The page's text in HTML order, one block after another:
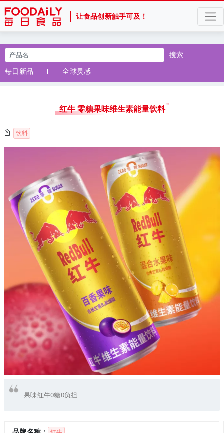
让食品创新触手可及！
搜索
每日新品
全球灵感
红牛 零糖果味维生素能量饮料
饮料
果味红牛0糖0负担